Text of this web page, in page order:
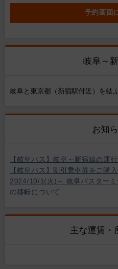
予約画面
岐阜～
岐阜と東京都（新宿駅付近）を結
お知
【岐阜バス】岐阜～新宿線の運
【岐阜バス】割引乗車券をご購
2024/10/1(火)～ 岐阜バスター
の移転について
主な運賃・